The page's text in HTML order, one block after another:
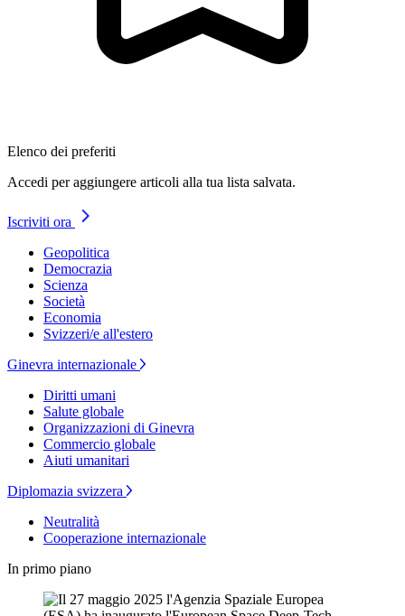
Elenco dei preferiti
Accedi per aggiungere articoli alla tua lista salvata.
Iscriviti ora
Geopolitica
Democrazia
Scienza
Società
Economia
Svizzeri/e all'estero
Ginevra internazionale
Diritti umani
Salute globale
Organizzazioni di Ginevra
Commercio globale
Aiuti umanitari
Diplomazia svizzera
Neutralità
Cooperazione internazionale
In primo piano